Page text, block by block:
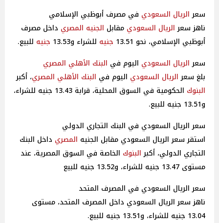
سعرالريال السعودي في مصرف أبوظبي الإسلامي
ناهز سعرالريال السعودي مقابل الجنيه المصري داخل مصرف
أبوظبي الإسلامي، نحو 13.51
جنيه للشراء و13.53 جنيه للبيع.
سعرالريال السعودي اليوم في البنك الأهلي المصري
بلغ سعرالريال السعودي اليوم في البنك الأهلي المصري، أكبر
البنوك
الحكومية في السوق المحلية، قرابة 13.43 جنيه للشراء،
و13.51 جنيه للبيع.
سعر الريال السعودي في البنك التجاري الدولي
استقر سعر الريال السعودي مقابل الجنيه المصري داخل البنك
التجاري الدولي، أكبرالبنوك الخاصة في السوق المصرية، عند
مستوى 13.47 جنيه للشراء، و13.52 جنيه للبيع
سعر الريال السعودي في المصرف المتحد
ناهز سعر الريال السعودي داخل المصرف المتحد، مستوى
13.04 جنيه للشراء، و13.51 جنيه للبيع.